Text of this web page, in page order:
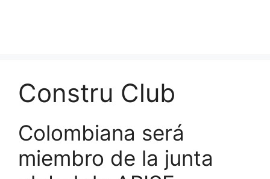
Constru Club
Colombiana será
miembro de la junta